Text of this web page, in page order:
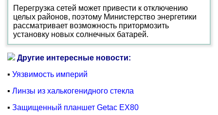
Перегрузка сетей может привести к отключению
целых районов, поэтому Министерство энергетики
рассматривает возможность притормозить
установку новых солнечных батарей.
Другие интересные новости:
▪ Уязвимость империй
▪ Линзы из халькогенидного стекла
▪ Защищенный планшет Getac EX80